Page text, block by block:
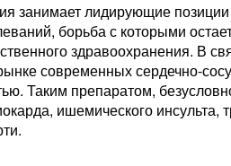
занимает лидирующие позиции
борьба с которыми
здравоохранения. В
современных сердечно-
Таким препаратом,
ишемического инсульта,